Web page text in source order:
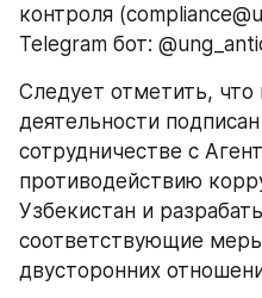
контроля
Telegram бот:
Следует отметить, что
деятельности
сотрудничестве с
противодействию
Узбекистан и
соответствующие
двусторонних